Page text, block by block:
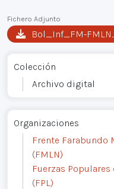
Fichero Adjunto
Bol_Inf_FM-
Colección
Archivo digital
Organizaciones
Frente Farabundo
(FMLN)
Fuerzas
(FPL)